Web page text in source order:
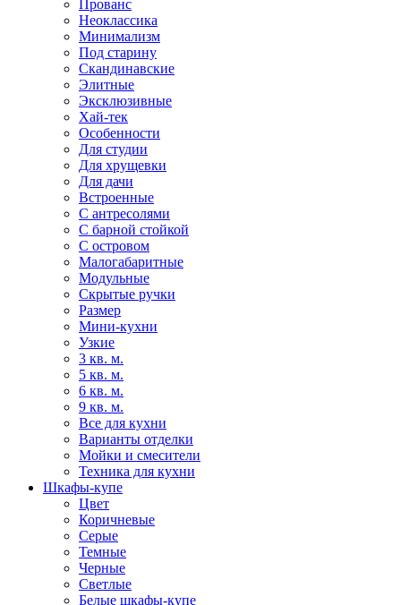
Прованс
Неоклассика
Минимализм
Под старину
Скандинавские
Элитные
Эксклюзивные
Хай-тек
Особенности
Для студии
Для хрущевки
Для дачи
Встроенные
С антресолями
С барной стойкой
С островом
Малогабаритные
Модульные
Скрытые ручки
Размер
Мини-кухни
Узкие
3 кв. м.
5 кв. м.
6 кв. м.
9 кв. м.
Все для кухни
Варианты отделки
Мойки и смесители
Техника для кухни
Шкафы-купе
Цвет
Коричневые
Серые
Темные
Черные
Светлые
Белые шкафы-купе